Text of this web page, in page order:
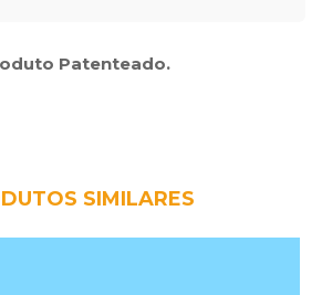
Patenteado.
SIMILARES